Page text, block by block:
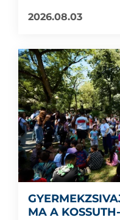
2026.08.03
MA A